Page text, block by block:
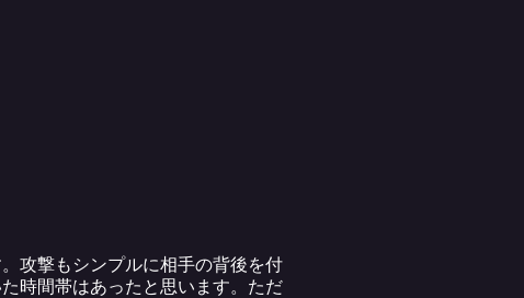
攻撃もシンプルに相手の背後を付
時間帯はあったと思います。ただ